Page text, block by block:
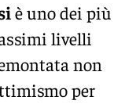
è uno dei più
livelli
non
per